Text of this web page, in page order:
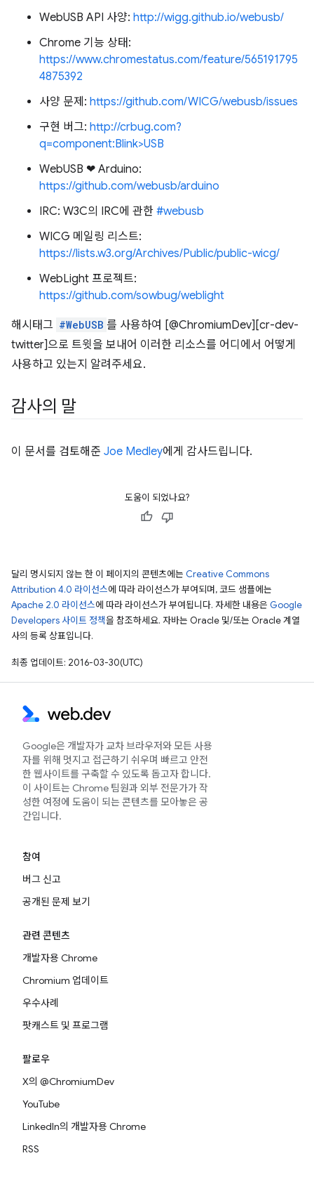
WebUSB API 사양: http://wigg.github.io/webusb/
Chrome 기능 상태:
https://www.chromestatus.com/feature/565191795
4875392
사양 문제: https://github.com/WICG/webusb/issues
구현 버그: http://crbug.com?
q=component:Blink>USB
WebUSB ❤ ️Arduino:
https://github.com/webusb/arduino
IRC: W3C의 IRC에 관한 #webusb
WICG 메일링 리스트:
https://lists.w3.org/Archives/Public/public-wicg/
WebLight 프로젝트:
https://github.com/sowbug/weblight
해시태그 #WebUSB 를 사용하여 [@ChromiumDev][cr-dev-
twitter]으로 트윗을 보내어 이러한 리소스를 어디에서 어떻게
사용하고 있는지 알려주세요.
감사의 말
이 문서를 검토해준 Joe Medley에게 감사드립니다.
도움이 되었나요?
달리 명시되지 않는 한 이 페이지의 콘텐츠에는 Creative Commons
Attribution 4.0 라이선스에 따라 라이선스가 부여되며, 코드 샘플에는
Apache 2.0 라이선스에 따라 라이선스가 부여됩니다. 자세한 내용은 Google
Developers 사이트 정책을 참조하세요. 자바는 Oracle 및/또는 Oracle 계열
사의 등록 상표입니다.
최종 업데이트: 2016-03-30(UTC)
Google은 개발자가 교차 브라우저와 모든 사용
자를 위해 멋지고 접근하기 쉬우며 빠르고 안전
한 웹사이트를 구축할 수 있도록 돕고자 합니다.
이 사이트는 Chrome 팀원과 외부 전문가가 작
성한 여정에 도움이 되는 콘텐츠를 모아놓은 공
간입니다.
참여
버그 신고
공개된 문제 보기
관련 콘텐츠
개발자용 Chrome
Chromium 업데이트
우수사례
팟캐스트 및 프로그램
팔로우
X의 @ChromiumDev
YouTube
LinkedIn의 개발자용 Chrome
RSS